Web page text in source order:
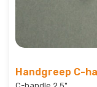
Handgreep C-